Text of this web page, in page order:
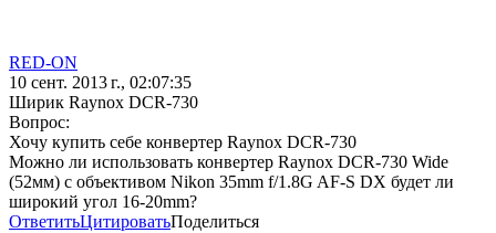
RED-ON
10 сент. 2013 г., 02:07:35
Ширик Raynox DCR-730
Вопрос:
Хочу купить себе конвертер Raynox DCR-730
Можно ли использовать конвертер Raynox DCR-730 Wide
(52мм) с объективом Nikon 35mm f/1.8G AF-S DX будет ли
широкий угол 16-20mm?
ОтветитьЦитироватьПоделиться